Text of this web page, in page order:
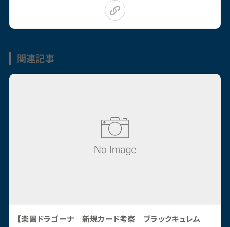
関連記事
【楽園ドラゴーナ 新規カード考察 ブラックキュレム